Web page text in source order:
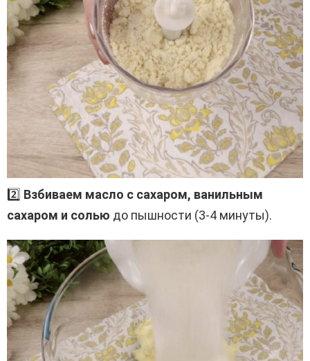
2️⃣ Взбиваем масло с сахаром, ванильным
сахаром и солью до пышности (3-4 минуты).